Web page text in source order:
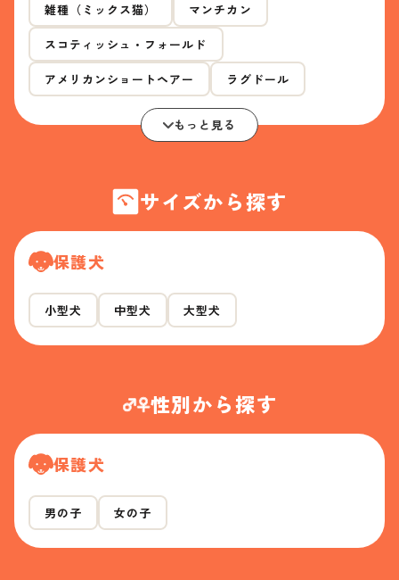
雑種（ミックス猫） マンチカン
スコティッシュ・フォールド
アメリカンショートヘアー ラグドール
もっと見る
サイズから探す
保護犬
小型犬 中型犬 大型犬
性別から探す
保護犬
男の子 女の子